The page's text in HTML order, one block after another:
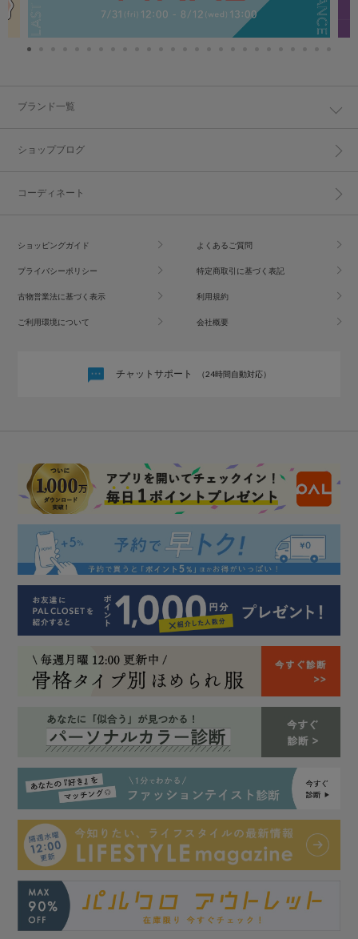
ブランド一覧
ショップブログ
コーディネート
ショッピングガイド よくあるご質問
プライバシーポリシー 特定商取引に基づく表記
古物営業法に基づく表示 利用規約
ご利用環境について 会社概要
チャットサポート （24時間自動対応）